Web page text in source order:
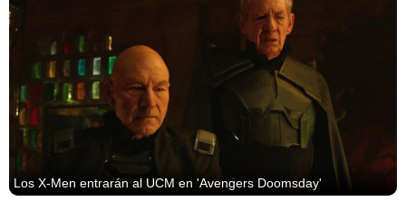
Los X-Men entrarán al UCM en 'Avengers Doomsday'